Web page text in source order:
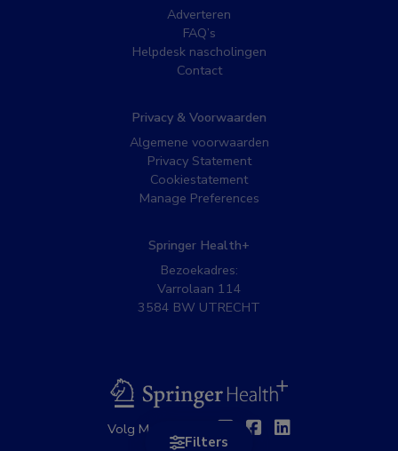
Filters
Adverteren
FAQ’s
Helpdesk nascholingen
Contact
Privacy & Voorwaarden
Algemene voorwaarden
Privacy Statement
Cookiestatement
Manage Preferences
Springer Health+
Bezoekadres:
Varrolaan 114
3584 BW UTRECHT
BSL
Volg MedNet op: TwitterFacebook
Linkedin